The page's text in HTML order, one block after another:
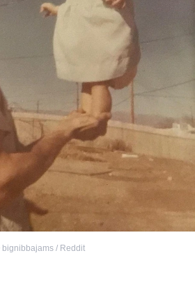
bignibbajams / Reddit